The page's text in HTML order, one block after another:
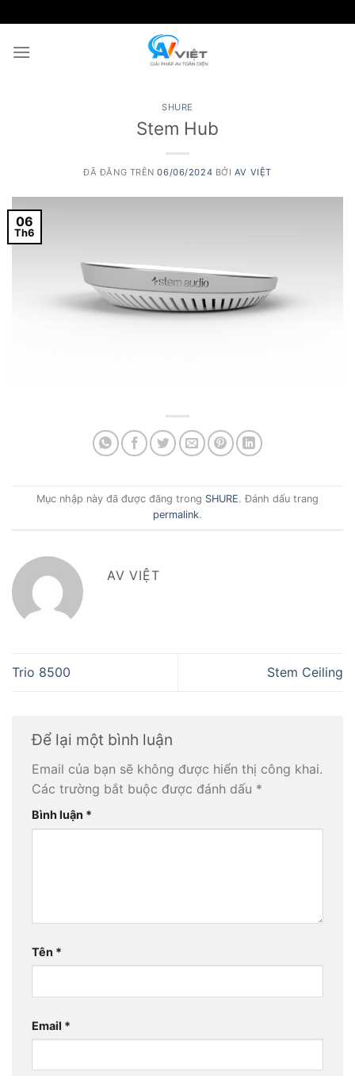
đến
nội
SHURE
Stem Hub
ĐÃ ĐĂNG TRÊN06/06/2024 BỞI AV VIỆT
06
Th6
Mục nhập này đã được đăng trong SHURE. Đánh dấu trang
permalink.
AV VIỆT
Trio 8500 Stem Ceiling
Để lại một bình luận
Email của bạn sẽ không được hiển thị công khai.
Các trường bắt buộc được đánh dấu *
Bình luận *
Tên *
Email *